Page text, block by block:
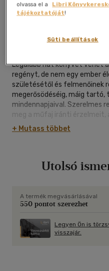
Kívánságlistához adom
Novella Kiadó Kft.|2002|
Legalább hat könyvet vehet
regényt, de nem egy ember
születésétől és felmenőinek
megerősödéséig, máig tartó,
mindennapjaival. Szerelmes
meg a műfaj iránti érzelmeit,
találkozást, az egymásra
csalódásokat. Egy
érdeklődő. Életrajzi lexikont,
+ Mutass többet
Utolsó
A termék megvásárlásával
550 pontot szerezhet
Legyen Ön is
visszajár.
olvassa el a
Libri
tájékoztatóját!
Süti beállítások